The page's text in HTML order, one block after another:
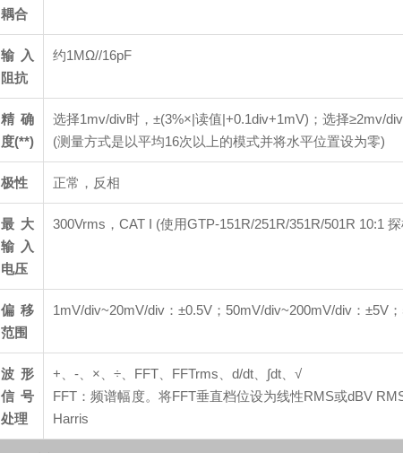
耦合
输入
阻抗
约1MΩ//16pF
精确
度(**)
选择1mv/div时，±(3%×|读值|+0.1div+1mV)；选择≥2mv/
(测量方式是以平均16次以上的模式并将水平位置设为零)
极性 正常，反相
最大
输入
电压
300Vrms，CAT I (使用GTP-151R/251R/351R/501R 10:1
偏移
范围
1mV/div~20mV/div：±0.5V；50mV/div~200mV/div：±5V
波形
信号
处理
+、-、×、÷、FFT、FFTrms、d/dt、∫dt、√
FFT：频谱幅度。将FFT垂直档位设为线性RMS或dBV
Harris